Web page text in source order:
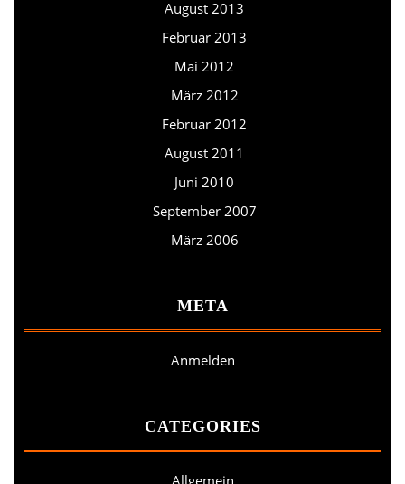
August 2013
Februar 2013
Mai 2012
März 2012
Februar 2012
August 2011
Juni 2010
September 2007
März 2006
META
Anmelden
CATEGORIES
Allgemein